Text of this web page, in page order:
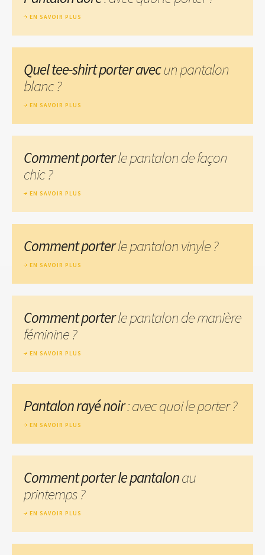
EN SAVOIR PLUS
Quel tee-shirt porter avecun pantalon
blanc ?
EN SAVOIR PLUS
Comment porterle pantalon de façon
chic ?
EN SAVOIR PLUS
Comment porterle pantalon vinyle ?
EN SAVOIR PLUS
Comment porterle pantalon de manière
féminine ?
EN SAVOIR PLUS
Pantalon rayé noir: avec quoi le porter ?
EN SAVOIR PLUS
Comment porter le pantalonau
printemps ?
EN SAVOIR PLUS